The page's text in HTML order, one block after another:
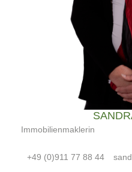
Immobilienmaklerin
+49 (0)911 77 88 44